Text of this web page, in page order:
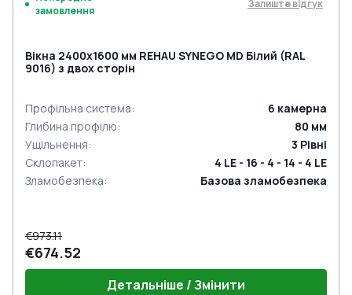
замовлення
Залиште відгук
Вікна 2400x1600 мм REHAU SYNEGO MD Білий (RAL
9016) з двох сторін
Профільна система: 6 камерна
Глибина профілю: 80 мм
Ущільнення: 3 Рівні
Склопакет:
4 LE - 16 - 4 - 14 - 4 LE
Зламобезпека: Базова зламобезпека
€973.11
€674.52
Детальніше / Змінити